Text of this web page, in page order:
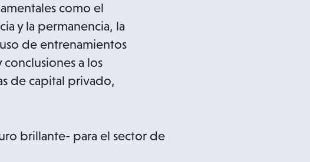
como el
y la permanencia, la
de entrenamientos
a los
de capital privado,
brillante- para el sector de